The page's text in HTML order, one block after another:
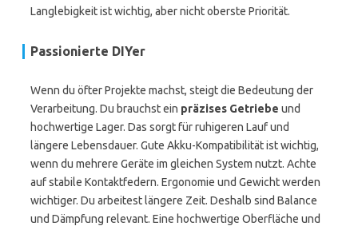
Langlebigkeit ist wichtig, aber nicht oberste Priorität.
Passionierte DIYer
Wenn du öfter Projekte machst, steigt die Bedeutung der
Verarbeitung. Du brauchst ein präzises Getriebe und
hochwertige Lager. Das sorgt für ruhigeren Lauf und
längere Lebensdauer. Gute Akku-Kompatibilität ist wichtig,
wenn du mehrere Geräte im gleichen System nutzt. Achte
auf stabile Kontaktfedern. Ergonomie und Gewicht werden
wichtiger. Du arbeitest längere Zeit. Deshalb sind Balance
und Dämpfung relevant. Eine hochwertige Oberfläche und